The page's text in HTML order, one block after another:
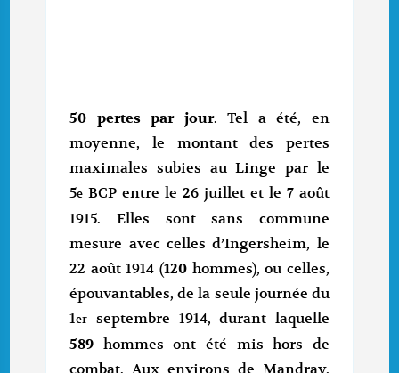
50 pertes par jour. Tel a été, en
moyenne, le montant des pertes
maximales subies au Linge par le
5e BCP entre le 26 juillet et le 7 août
1915. Elles sont sans commune
mesure avec celles d’Ingersheim, le
22 août 1914 (120 hommes), ou celles,
épouvantables, de la seule journée du
1er septembre 1914, durant laquelle
589 hommes ont été mis hors de